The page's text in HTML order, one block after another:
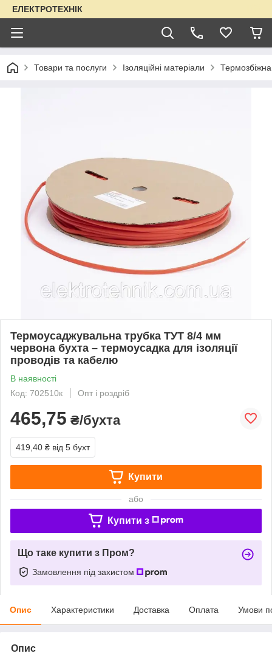
ЕЛЕКТРОТЕХНІК
Товари та послуги Ізоляційні матеріали
Термоусаджувальна трубка ТУТ 8/4 мм
червона бухта – термоусадка для ізоляції
проводів та кабелю
В наявності
Код: 702510к
Опт і роздріб
465,75 ₴/бухта
419,40 ₴ від 5 бухт
Купити
або
Купити з
Що таке купити з Пром?
Замовлення під захистом
Опис Характеристики Доставка Оплата Умови
Опис